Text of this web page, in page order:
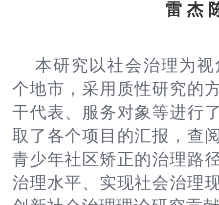
雷 杰
本研究以社会治理为视
个地市，采用质性研究的
干代表、服务对象等进行
取了各个项目的汇报，查
青少年社区矫正的治理路
治理水平、实现社会治理